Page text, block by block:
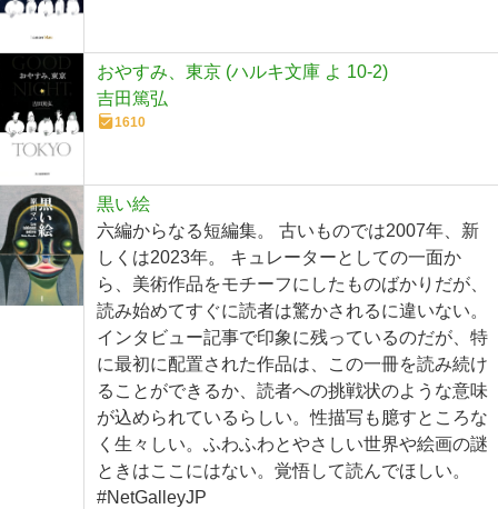
おやすみ、東京 (ハルキ文庫 よ 10-2)
吉田篤弘
1610
黒い絵
六編からなる短編集。 古いものでは2007年、新
しくは2023年。 キュレーターとしての一面か
ら、美術作品をモチーフにしたものばかりだが、
読み始めてすぐに読者は驚かされるに違いない。
インタビュー記事で印象に残っているのだが、特
に最初に配置された作品は、この一冊を読み続け
ることができるか、読者への挑戦状のような意味
が込められているらしい。性描写も臆すところな
く生々しい。ふわふわとやさしい世界や絵画の謎
ときはここにはない。覚悟して読んでほしい。
#NetGalleyJP